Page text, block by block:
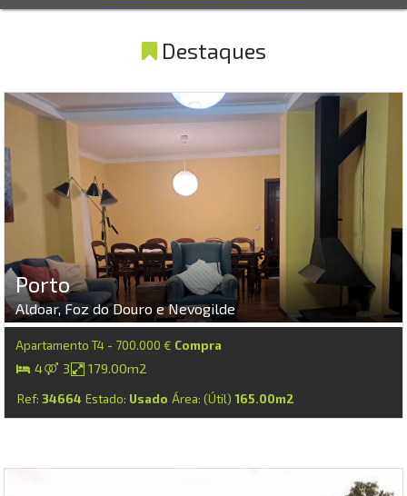
Destaques
Porto
Aldoar, Foz do Douro e Nevogilde
Apartamento T4 - 700.000 € Compra
4 3 179.00m2
Ref: 34664 Estado: Usado Área: (Útil) 165.00m2